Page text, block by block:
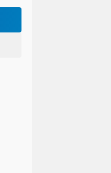
BNI Catat Fundamental Bisnis Kokoh di Bawah Danantara, Ditopang Pertumbuhan Kredit dan Kualitas Aset